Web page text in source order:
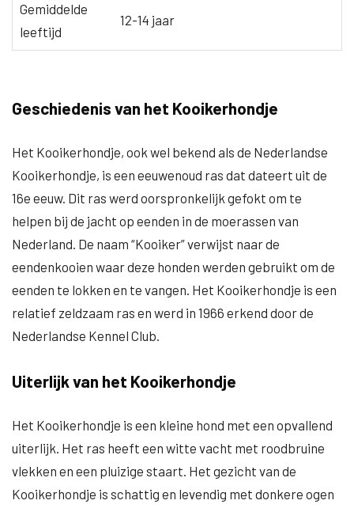
Gemiddelde
leeftijd
12-14 jaar
Geschiedenis van het Kooikerhondje
Het Kooikerhondje, ook wel bekend als de Nederlandse
Kooikerhondje, is een eeuwenoud ras dat dateert uit de
16e eeuw. Dit ras werd oorspronkelijk gefokt om te
helpen bij de jacht op eenden in de moerassen van
Nederland. De naam “Kooiker” verwijst naar de
eendenkooien waar deze honden werden gebruikt om de
eenden te lokken en te vangen. Het Kooikerhondje is een
relatief zeldzaam ras en werd in 1966 erkend door de
Nederlandse Kennel Club.
Uiterlijk van het Kooikerhondje
Het Kooikerhondje is een kleine hond met een opvallend
uiterlijk. Het ras heeft een witte vacht met roodbruine
vlekken en een pluizige staart. Het gezicht van de
Kooikerhondje is schattig en levendig met donkere ogen